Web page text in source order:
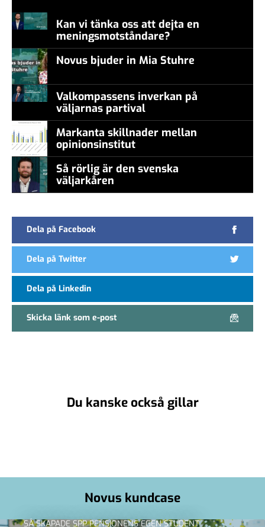
Kan vi tänka oss att dejta en
meningsmotståndare?
Novus bjuder in Mia Stuhre
Valkompassens inverkan på
väljarnas partival
Markanta skillnader mellan
opinionsinstitut
Så rörlig är den svenska
väljarkåren
Dela på Facebook
Dela på Twitter
Dela på Linkedin
Skicka länk som e-post
Du kanske också gillar
Novus kundcase
SÅ SKAPADE SPP PENSIONENS EGEN STUDENT